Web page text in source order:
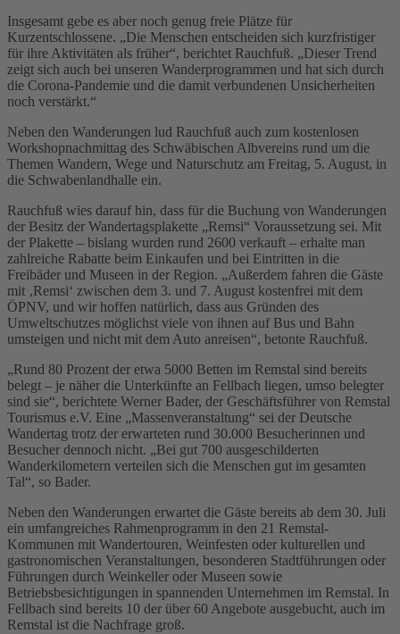
Insgesamt gebe es aber noch genug freie Plätze für
Kurzentschlossene. „Die Menschen entscheiden sich kurzfristiger
für ihre Aktivitäten als früher“, berichtet Rauchfuß. „Dieser Trend
zeigt sich auch bei unseren Wanderprogrammen und hat sich durch
die Corona-Pandemie und die damit verbundenen Unsicherheiten
noch verstärkt.“
Neben den Wanderungen lud Rauchfuß auch zum kostenlosen
Workshopnachmittag des Schwäbischen Albvereins rund um die
Themen Wandern, Wege und Naturschutz am Freitag, 5. August, in
die Schwabenlandhalle ein.
Rauchfuß wies darauf hin, dass für die Buchung von Wanderungen
der Besitz der Wandertagsplakette „Remsi“ Voraussetzung sei. Mit
der Plakette – bislang wurden rund 2600 verkauft – erhalte man
zahlreiche Rabatte beim Einkaufen und bei Eintritten in die
Freibäder und Museen in der Region. „Außerdem fahren die Gäste
mit ‚Remsi‘ zwischen dem 3. und 7. August kostenfrei mit dem
ÖPNV, und wir hoffen natürlich, dass aus Gründen des
Umweltschutzes möglichst viele von ihnen auf Bus und Bahn
umsteigen und nicht mit dem Auto anreisen“, betonte Rauchfuß.
„Rund 80 Prozent der etwa 5000 Betten im Remstal sind bereits
belegt – je näher die Unterkünfte an Fellbach liegen, umso belegter
sind sie“, berichtete Werner Bader, der Geschäftsführer von Remstal
Tourismus e.V. Eine „Massenveranstaltung“ sei der Deutsche
Wandertag trotz der erwarteten rund 30.000 Besucherinnen und
Besucher dennoch nicht. „Bei gut 700 ausgeschilderten
Wanderkilometern verteilen sich die Menschen gut im gesamten
Tal“, so Bader.
Neben den Wanderungen erwartet die Gäste bereits ab dem 30. Juli
ein umfangreiches Rahmenprogramm in den 21 Remstal-
Kommunen mit Wandertouren, Weinfesten oder kulturellen und
gastronomischen Veranstaltungen, besonderen Stadtführungen oder
Führungen durch Weinkeller oder Museen sowie
Betriebsbesichtigungen in spannenden Unternehmen im Remstal. In
Fellbach sind bereits 10 der über 60 Angebote ausgebucht, auch im
Remstal ist die Nachfrage groß.